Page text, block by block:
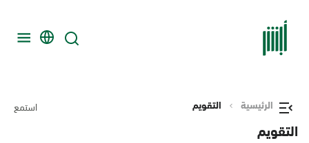
الرئيسية التقويم استمع
التقويم